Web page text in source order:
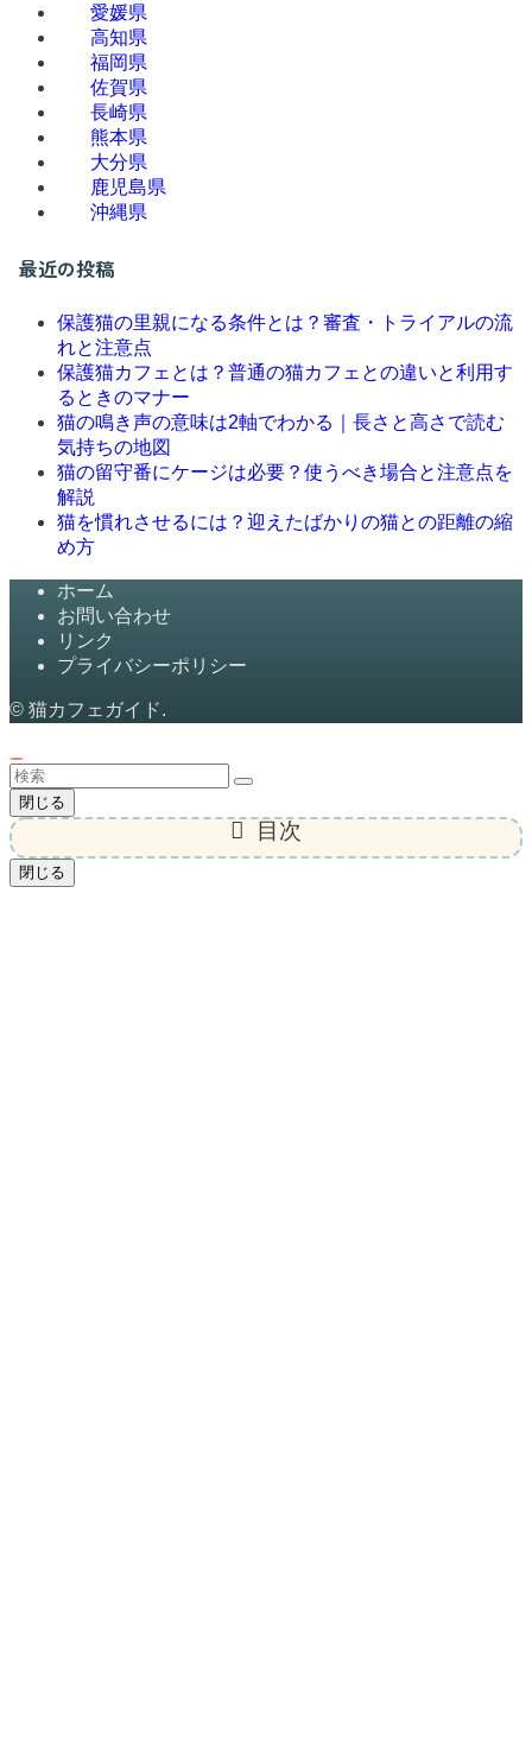
愛媛県
高知県
福岡県
佐賀県
長崎県
熊本県
大分県
鹿児島県
沖縄県
最近の投稿
保護猫の里親になる条件とは？審査・トライアルの流
れと注意点
保護猫カフェとは？普通の猫カフェとの違いと利用す
るときのマナー
猫の鳴き声の意味は2軸でわかる｜長さと高さで読む
気持ちの地図
猫の留守番にケージは必要？使うべき場合と注意点を
解説
猫を慣れさせるには？迎えたばかりの猫との距離の縮
め方
ホーム
お問い合わせ
リンク
プライバシーポリシー
© 猫カフェガイド.
閉じる
目次
閉じる